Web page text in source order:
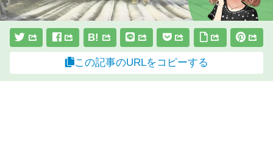
B!
この記事のURLをコピーする